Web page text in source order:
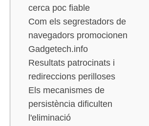
cerca poc fiable
Com els segrestadors de
navegadors promocionen
Gadgetech.info
Resultats patrocinats i
redireccions perilloses
Els mecanismes de
persistència dificulten
l'eliminació